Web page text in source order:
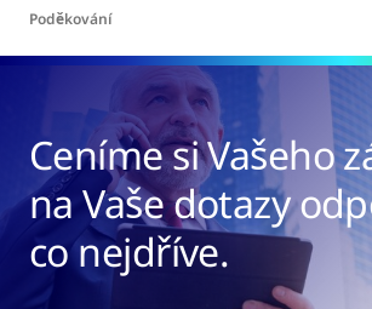
Poděkování
Ceníme si Vašeho
na Vaše dotazy
co nejdříve.